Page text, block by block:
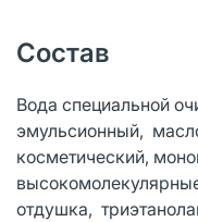
Состав
Вода специальной
эмульсионный,
косметический,
отдушка,